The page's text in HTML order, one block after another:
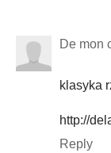
De mon
klasyka
http://
Reply